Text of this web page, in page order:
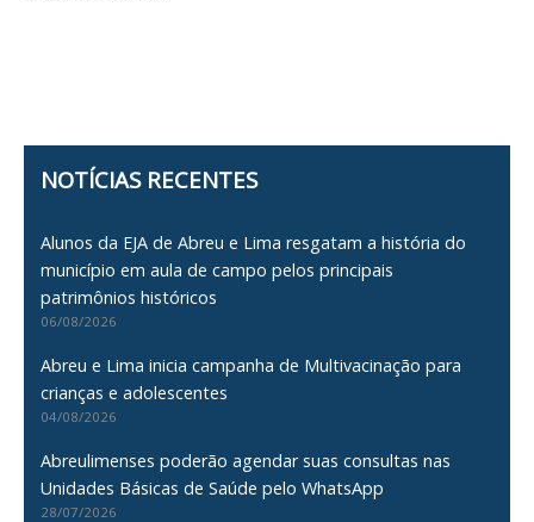
NOTÍCIAS RECENTES
Alunos da EJA de Abreu e Lima resgatam a história do
município em aula de campo pelos principais
patrimônios históricos
06/08/2026
Abreu e Lima inicia campanha de Multivacinação para
crianças e adolescentes
04/08/2026
Abreulimenses poderão agendar suas consultas nas
Unidades Básicas de Saúde pelo WhatsApp
28/07/2026